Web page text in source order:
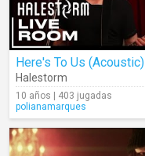
Here's To Us (Acoustic)
Halestorm
10 años | 403 jugadas
polianamarques